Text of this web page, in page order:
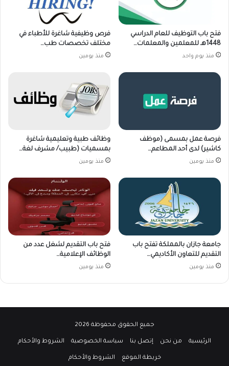
فتح باب التوظيف للعام الدراسي
1448هـ للمعلمين والمعلمات…
منذ يوم واحد
فرص وظيفية شاغرة للأطباء في
مختلف تخصصات طب…
منذ يومين
فرصة عمل بمسمى (موظف
كاشير) لدى أحد المطاعم…
منذ يومين
وظائف طبية وتعليمية شاغرة
بمسميات (طبيب/ مشرف لغة…
منذ يومين
جامعة جازان بالمملكة تفتح باب
التقديم للتعاون الأكاديمي…
منذ يومين
فتح باب التقديم لشغل عدد من
الوظائف الإعلامية…
منذ يومين
جميع الحقوق محفوظة 2026
الرئيسية من نحن إتصل بنا سياسة الخصوصية الشروط والأحكام
خريطة الموقع الشروط والأحكام